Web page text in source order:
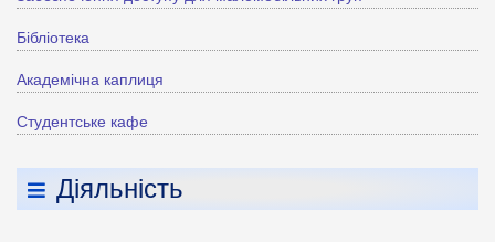
Бібліотека
Академічна каплиця
Студентське кафе
Діяльність